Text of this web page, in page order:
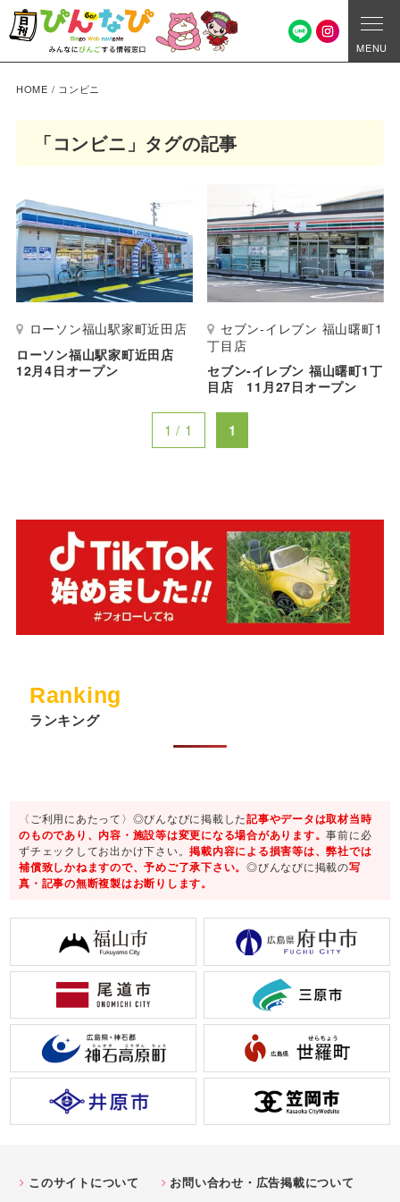
MENU
HOME / コンビニ
「コンビニ」タグの記事
ローソン福山駅家町近田店
ローソン福山駅家町近田店
12月4日オープン
セブン-イレブン 福山曙町1
丁目店
セブン-イレブン 福山曙町1丁
目店 11月27日オープン
1 / 1 1
Ranking
ランキング
〈ご利用にあたって〉◎びんなびに掲載した記事やデータは取材当時
のものであり、内容・施設等は変更になる場合があります。事前に必
ずチェックしてお出かけ下さい。掲載内容による損害等は、弊社では
補償致しかねますので、予めご了承下さい。◎びんなびに掲載の写
真・記事の無断複製はお断りします。
このサイトについて お問い合わせ・広告掲載について